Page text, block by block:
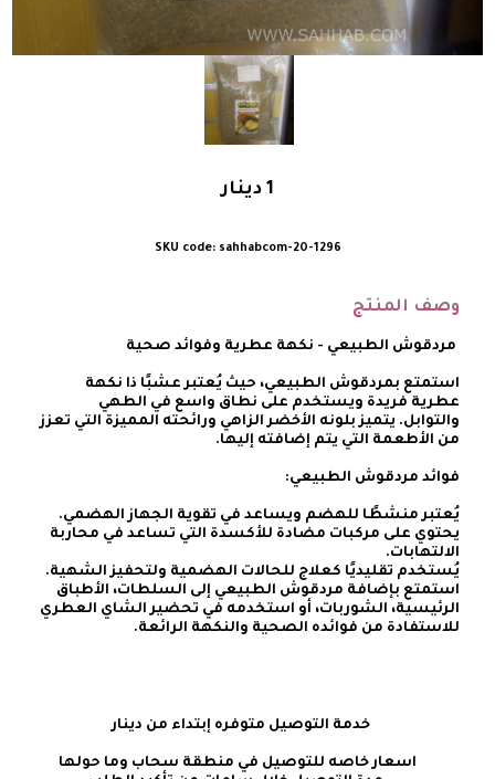
1 دينار
sahhabcom-20-1296
وصف المنتج
والتوابل. يتميز بلونه الأخضر الزاهي ورائحته المميزة التي تعزز
للاستفادة من فوائده الصحية والنكهة الرائعة.